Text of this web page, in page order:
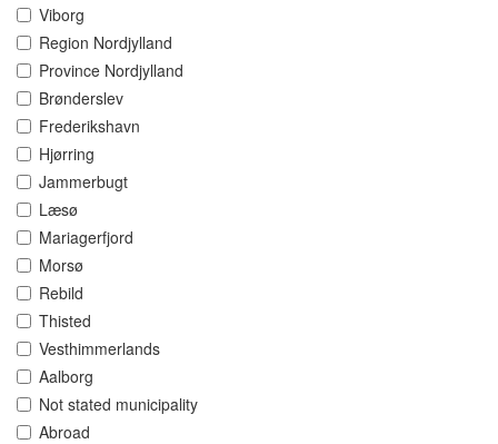
Viborg
Region Nordjylland
Province Nordjylland
Brønderslev
Frederikshavn
Hjørring
Jammerbugt
Læsø
Mariagerfjord
Morsø
Rebild
Thisted
Vesthimmerlands
Aalborg
Not stated municipality
Abroad